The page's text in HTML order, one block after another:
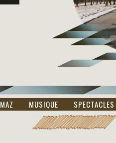
MAZ MUSIQUE SPECTACLES